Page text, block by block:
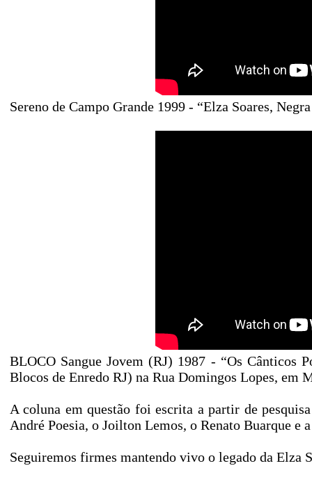
Sereno de Campo Grande 1999 - “Elza Soares,
BLOCO Sangue Jovem (RJ) 1987 - “Os Cânticos
Blocos de Enredo RJ) na Rua Domingos Lopes, em
A coluna em questão foi escrita a partir de
André Poesia, o Joilton Lemos, o Renato Buarque e
Seguiremos firmes mantendo vivo o legado da Elza